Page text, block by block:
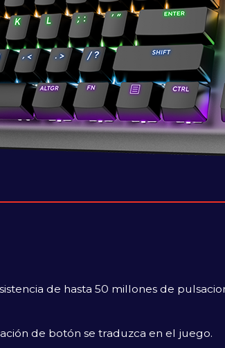
de hasta 50 millones de
de botón se traduzca en el juego.